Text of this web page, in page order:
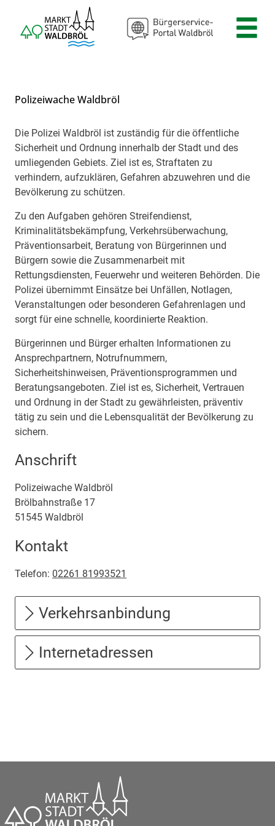
Zum Hauptinhalt springen
Polizeiwache Waldbröl
Beschreibung
Die Polizei Waldbröl ist zuständig für die öffentliche
Sicherheit und Ordnung innerhalb der Stadt und des
umliegenden Gebiets. Ziel ist es, Straftaten zu
verhindern, aufzuklären, Gefahren abzuwehren und die
Bevölkerung zu schützen.
Zu den Aufgaben gehören Streifendienst,
Kriminalitätsbekämpfung, Verkehrsüberwachung,
Präventionsarbeit, Beratung von Bürgerinnen und
Bürgern sowie die Zusammenarbeit mit
Rettungsdiensten, Feuerwehr und weiteren Behörden. Die
Polizei übernimmt Einsätze bei Unfällen, Notlagen,
Veranstaltungen oder besonderen Gefahrenlagen und
sorgt für eine schnelle, koordinierte Reaktion.
Bürgerinnen und Bürger erhalten Informationen zu
Ansprechpartnern, Notrufnummern,
Sicherheitshinweisen, Präventionsprogrammen und
Beratungsangeboten. Ziel ist es, Sicherheit, Vertrauen
und Ordnung in der Stadt zu gewährleisten, präventiv
tätig zu sein und die Lebensqualität der Bevölkerung zu
sichern.
Anschrift
Polizeiwache Waldbröl
Brölbahnstraße 17
51545 Waldbröl
Kontakt
Telefon: 02261 81993521
Verkehrsanbindung
Internetadressen